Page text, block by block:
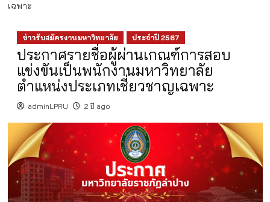
เฉพาะ
ข่าวรับสมัครงานมหาวิทยาลัย ประจำปี 2567
ประกาศรายชื่อผู้ผ่านเกณฑ์การสอบ
แข่งขันเป็นพนักงานมหาวิทยาลัย
ตำแหน่งประเภทเชี่ยวชาญเฉพาะ
adminLPRU 2 ปี ago